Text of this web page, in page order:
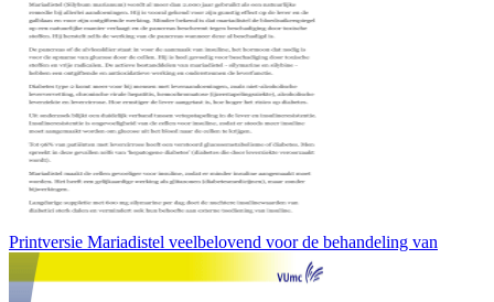
Printversie Mariadistel veelbelovend voor de behandeling van